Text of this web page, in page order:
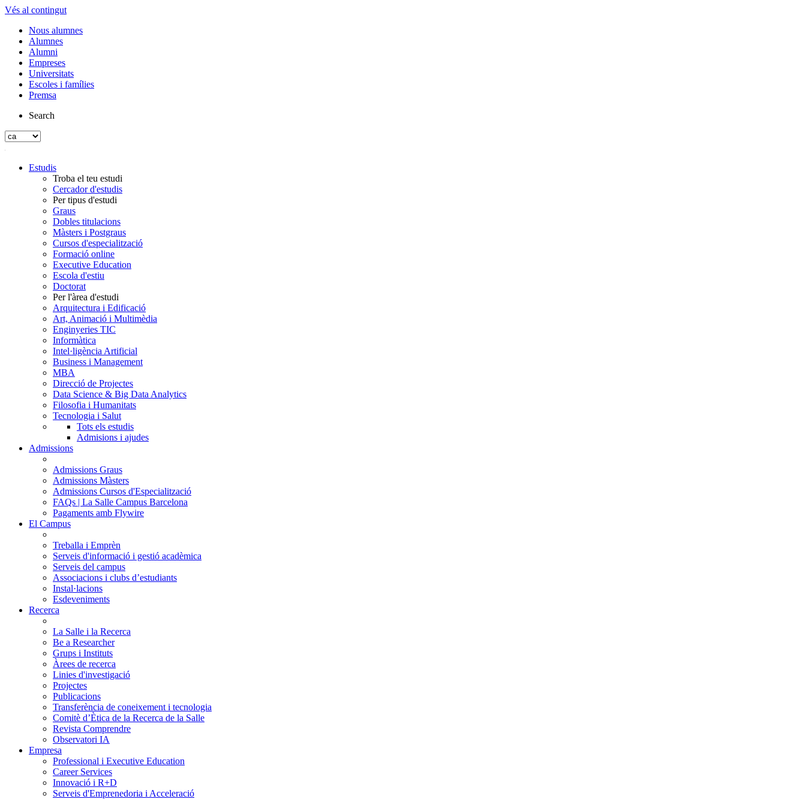
Vés al contingut
Nous alumnes
Alumnes
Alumni
Empreses
Universitats
Escoles i famílies
Premsa
Search
Estudis
Troba el teu estudi
Cercador d'estudis
Per tipus d'estudi
Graus
Dobles titulacions
Màsters i Postgraus
Cursos d'especialització
Formació online
Executive Education
Escola d'estiu
Doctorat
Per l'àrea d'estudi
Arquitectura i Edificació
Art, Animació i Multimèdia
Enginyeries TIC
Informàtica
Intel·ligència Artificial
Business i Management
MBA
Direcció de Projectes
Data Science & Big Data Analytics
Filosofia i Humanitats
Tecnologia i Salut
Tots els estudis
Admisions i ajudes
Admissions
Admissions Graus
Admissions Màsters
Admissions Cursos d'Especialització
FAQs | La Salle Campus Barcelona
Pagaments amb Flywire
El Campus
Treballa i Emprèn
Serveis d'informació i gestió acadèmica
Serveis del campus
Associacions i clubs d’estudiants
Instal·lacions
Esdeveniments
Recerca
La Salle i la Recerca
Be a Researcher
Grups i Instituts
Àrees de recerca
Linies d'investigació
Projectes
Publicacions
Transferència de coneixement i tecnologia
Comitè d’Ètica de la Recerca de la Salle
Revista Comprendre
Observatori IA
Empresa
Professional i Executive Education
Career Services
Innovació i R+D
Serveis d'Emprenedoria i Acceleració